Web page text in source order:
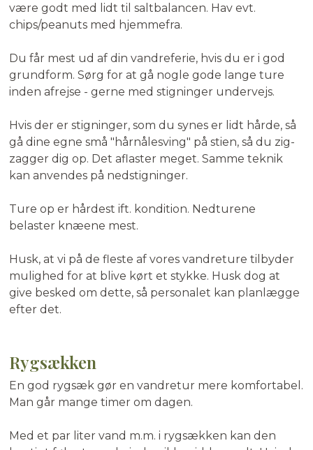
være godt med lidt til saltbalancen. Hav evt.
chips/peanuts med hjemmefra.
Du får mest ud af din vandreferie, hvis du er i god
grundform. Sørg for at gå nogle gode lange ture
inden afrejse - gerne med stigninger undervejs.
Hvis der er stigninger, som du synes er lidt hårde, så
gå dine egne små "hårnålesving" på stien, så du zig-
zagger dig op. Det aflaster meget. Samme teknik
kan anvendes på nedstigninger.
Ture op er hårdest ift. kondition. Nedturene
belaster knæene mest.
Husk, at vi på de fleste af vores vandreture tilbyder
mulighed for at blive kørt et stykke. Husk dog at
give besked om dette, så personalet kan planlægge
efter det.
Rygsækken
En god rygsæk gør en vandretur mere komfortabel.
Man går mange timer om dagen.
Med et par liter vand m.m. i rygsækken kan den